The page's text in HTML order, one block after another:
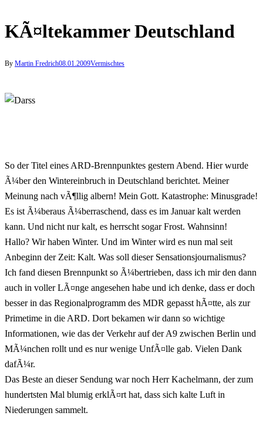
KÃ¤ltekammer Deutschland
By Martin Fredrich08.01.2009Vermischtes
So der Titel eines ARD-Brennpunktes gestern Abend. Hier wurde
Ã¼ber den Wintereinbruch in Deutschland berichtet. Meiner
Meinung nach vÃ¶llig albern! Mein Gott. Katastrophe: Minusgrade!
Es ist Ã¼beraus Ã¼berraschend, dass es im Januar kalt werden
kann. Und nicht nur kalt, es herrscht sogar Frost. Wahnsinn!
Hallo? Wir haben Winter. Und im Winter wird es nun mal seit
Anbeginn der Zeit: Kalt. Was soll dieser Sensationsjournalismus?
Ich fand diesen Brennpunkt so Ã¼bertrieben, dass ich mir den dann
auch in voller LÃ¤nge angesehen habe und ich denke, dass er doch
besser in das Regionalprogramm des MDR gepasst hÃ¤tte, als zur
Primetime in die ARD. Dort bekamen wir dann so wichtige
Informationen, wie das der Verkehr auf der A9 zwischen Berlin und
MÃ¼nchen rollt und es nur wenige UnfÃ¤lle gab. Vielen Dank
dafÃ¼r.
Das Beste an dieser Sendung war noch Herr Kachelmann, der zum
hundertsten Mal blumig erklÃ¤rt hat, dass sich kalte Luft in
Niederungen sammelt.